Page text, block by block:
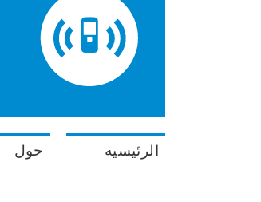
الرئيسيه حول